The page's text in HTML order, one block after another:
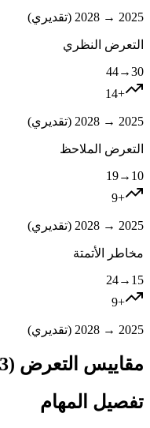
2025 → 2028 ( تقديري)
التعرض النظري
30
→
44
+
14
2025 → 2028 ( تقديري)
التعرض الملاحظ
10
→
19
+
9
2025 → 2028 ( تقديري)
مخاطر الأتمتة
15
→
24
+
9
2025 → 2028 ( تقديري)
مقاييس التعرض (2023 - 2028)
تفصيل المهام